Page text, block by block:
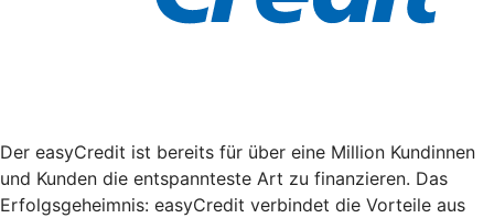
Der easyCredit ist bereits für über eine Million Kundinnen
und Kunden die entspannteste Art zu finanzieren. Das
Erfolgsgeheimnis: easyCredit verbindet die Vorteile aus